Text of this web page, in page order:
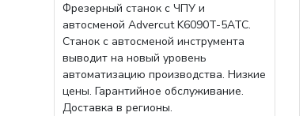
Фрезерный станок с ЧПУ и
автосменой Advercut K6090T-5ATC.
Станок с автосменой инструмента
выводит на новый уровень
автоматизацию производства. Низкие
цены. Гарантийное обслуживание.
Доставка в регионы.